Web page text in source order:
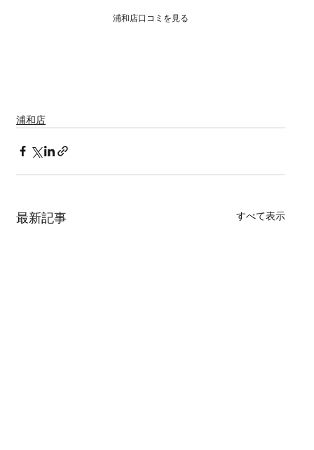
浦和店口コミを見る
浦和店
最新記事 すべて表示